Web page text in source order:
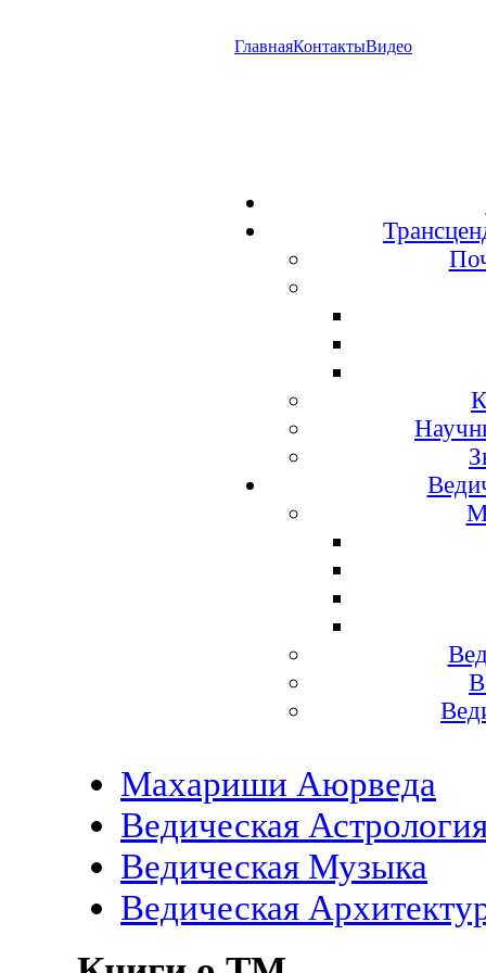
ГлавнаяКонтактыВидео
Махариши Аюрведа
Ведическая
Ведическая Музыка
Ведическая